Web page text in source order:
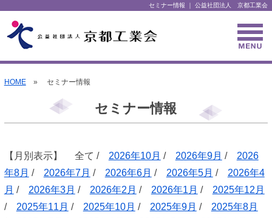
セミナー情報 ｜ 公益社団法人 京都工業会
HOME» セミナー情報
セミナー情報
【月別表示】 全て / 2026年10月 / 2026年9月 / 2026
年8月 / 2026年7月 / 2026年6月 / 2026年5月 / 2026年4
月 / 2026年3月 / 2026年2月 / 2026年1月 / 2025年12月
/ 2025年11月 / 2025年10月 / 2025年9月 / 2025年8月